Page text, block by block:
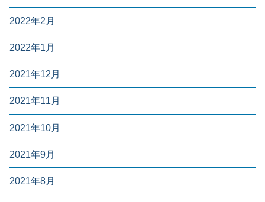
2022年2月
2022年1月
2021年12月
2021年11月
2021年10月
2021年9月
2021年8月